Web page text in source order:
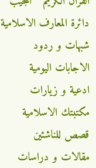
دائرة المعارف الاسلامية
شبهات و ردود
الاجابات اليومية
ادعية و زيارات
مكتبتك الاسلامية
قصص للناشئين
مقالات و دراسات